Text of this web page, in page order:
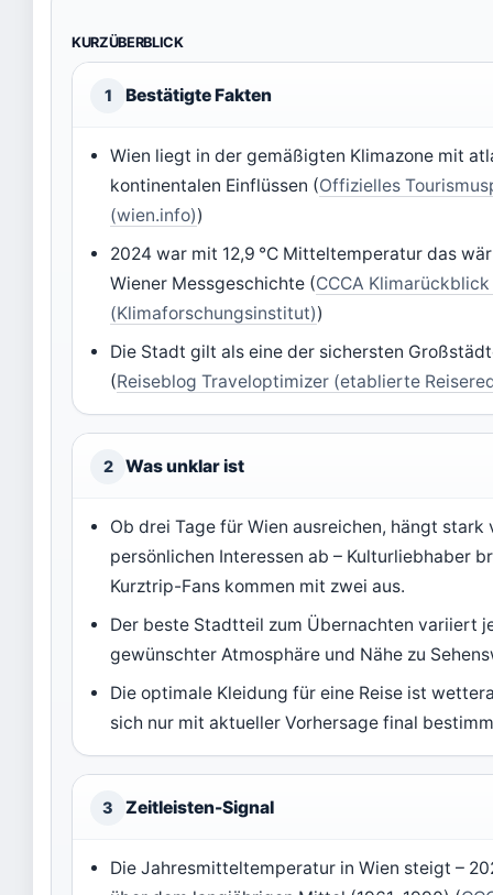
KURZÜBERBLICK
1 Bestätigte Fakten
Wien liegt in der gemäßigten Klimazone mit
kontinentalen Einflüssen (Offizielles
(wien.info))
2024 war mit 12,9 °C Mitteltemperatur das
Wiener Messgeschichte (CCCA
(Klimaforschungsinstitut))
Die Stadt gilt als eine der sichersten
(Reiseblog Traveloptimizer (etablierte
2 Was unklar ist
Ob drei Tage für Wien ausreichen, hängt stark
persönlichen Interessen ab – Kulturliebhaber
Kurztrip-Fans kommen mit zwei aus.
Der beste Stadtteil zum Übernachten variiert
gewünschter Atmosphäre und Nähe zu
Die optimale Kleidung für eine Reise ist
sich nur mit aktueller Vorhersage final
3 Zeitleisten-Signal
Die Jahresmitteltemperatur in Wien steigt –